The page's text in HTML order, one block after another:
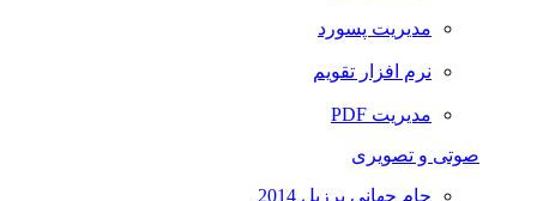
مدیریت پسورد
نرم افزار تقویم
مدیریت PDF
و تصویری
جام جهانی برزیل 2014